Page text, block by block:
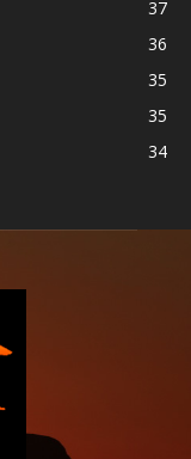
37
36
35
35
34